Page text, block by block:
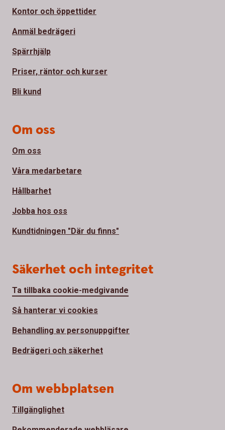
Kontor och öppettider
Anmäl bedrägeri
Spärrhjälp
Priser, räntor och kurser
Bli kund
Om oss
Om oss
Våra medarbetare
Hållbarhet
Jobba hos oss
Kundtidningen "Där du finns"
Säkerhet och integritet
Ta tillbaka cookie-medgivande
Så hanterar vi cookies
Behandling av personuppgifter
Bedrägeri och säkerhet
Om webbplatsen
Tillgänglighet